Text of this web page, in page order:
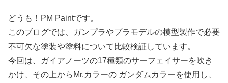
どうも！PM Paintです。
このブログでは、ガンプラやプラモデルの模型製作で必要
不可欠な塗装や塗料について比較検証しています。
今回は、ガイアノーツの17種類のサーフェイサーを吹き
かけ、その上からMr.カラーの ガンダムカラーを使用し、